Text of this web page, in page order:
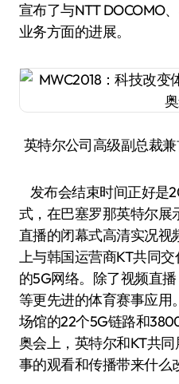
宣布了与NTT DOCOMO
业务方面的进展。
英特尔公司高级副总裁
发布会结束时间正好是
式，在巴塞罗那英特尔展
直播的闭幕式高清实况视
上与韩国运营商KT共同
的5G网络。除了视频直
等更先进的体育赛事应用
场馆的22个5G链路和
奥会上，英特尔和KT共
事的观看和传播带来什么